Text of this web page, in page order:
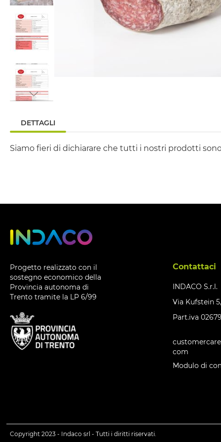
della
di
DETTAGLI
Siamo fieri di dichiarare che tutti i nostri prodotti
Progetto realizzato con il
sostegno economico della
Provincia autonoma di
Trento tramite la LP 6/99
Contattaci
INDACO S.r.l.
Via Kufstein
Part.iva
com
Modulo di
Copyright 2023 - Indaco srl - Tutti i diritti riservati.